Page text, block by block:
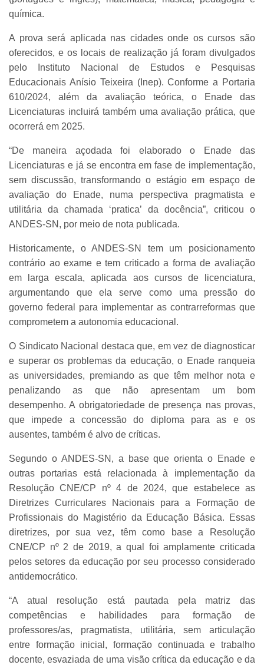
química.
A prova será aplicada nas cidades onde os cursos são
oferecidos, e os locais de realização já foram divulgados
pelo Instituto Nacional de Estudos e Pesquisas
Educacionais Anísio Teixeira (Inep). Conforme a Portaria
610/2024, além da avaliação teórica, o Enade das
Licenciaturas incluirá também uma avaliação prática, que
ocorrerá em 2025.
“De maneira açodada foi elaborado o Enade das
Licenciaturas e já se encontra em fase de implementação,
sem discussão, transformando o estágio em espaço de
avaliação do Enade, numa perspectiva pragmatista e
utilitária da chamada ‘pratica’ da docência”, criticou o
ANDES-SN, por meio de nota publicada.
Historicamente, o ANDES-SN tem um posicionamento
contrário ao exame e tem criticado a forma de avaliação
em larga escala, aplicada aos cursos de licenciatura,
argumentando que ela serve como uma pressão do
governo federal para implementar as contrarreformas que
comprometem a autonomia educacional.
O Sindicato Nacional destaca que, em vez de diagnosticar
e superar os problemas da educação, o Enade ranqueia
as universidades, premiando as que têm melhor nota e
penalizando as que não apresentam um bom
desempenho. A obrigatoriedade de presença nas provas,
que impede a concessão do diploma para as e os
ausentes, também é alvo de críticas.
Segundo o ANDES-SN, a base que orienta o Enade e
outras portarias está relacionada à implementação da
Resolução CNE/CP nº 4 de 2024, que estabelece as
Diretrizes Curriculares Nacionais para a Formação de
Profissionais do Magistério da Educação Básica. Essas
diretrizes, por sua vez, têm como base a Resolução
CNE/CP nº 2 de 2019, a qual foi amplamente criticada
pelos setores da educação por seu processo considerado
antidemocrático.
“A atual resolução está pautada pela matriz das
competências e habilidades para formação de
professores/as, pragmatista, utilitária, sem articulação
entre formação inicial, formação continuada e trabalho
docente, esvaziada de uma visão crítica da educação e da